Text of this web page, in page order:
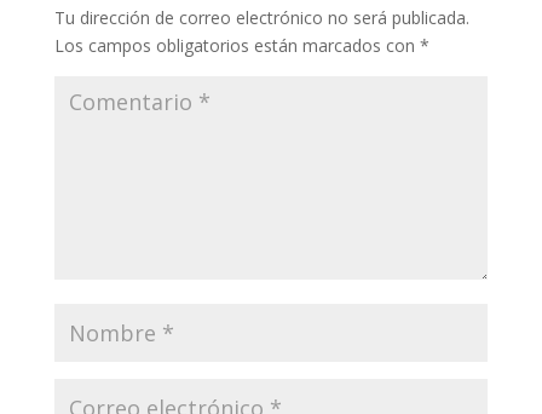
Tu dirección de correo electrónico no será publicada.
Los campos obligatorios están marcados con *